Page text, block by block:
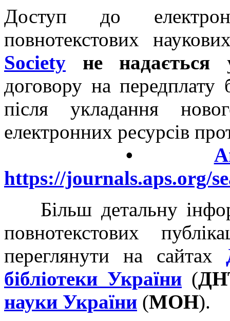
Доступ до
повнотекстових
Society
не надається
договору на передплату
після укладання
електронних ресурсів
•
https://journals.aps.org/
Більш детальну
повнотекстових
переглянути на сайтах
бібліотеки України (
науки України (МОН).